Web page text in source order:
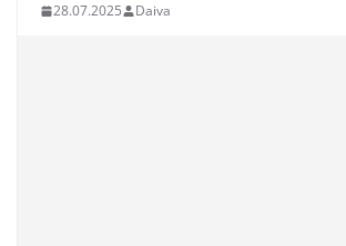
28.07.2025 Daiva